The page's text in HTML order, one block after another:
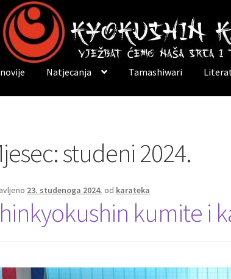
Natjecanja Tamashiwari
studeni 2024.
23. studenoga 2024. od karateka
kumite i